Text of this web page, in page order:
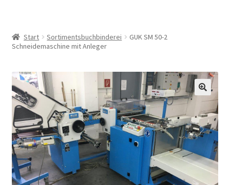
Start Sortimentsbuchbinderei
GUK SM 50-2
Schneidemaschine mit Anleger